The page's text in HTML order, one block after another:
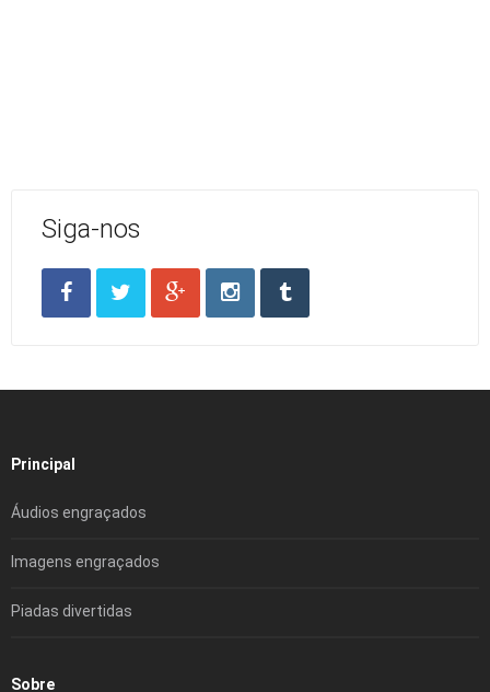
Siga-nos
Principal
Áudios engraçados
Imagens engraçados
Piadas divertidas
Sobre